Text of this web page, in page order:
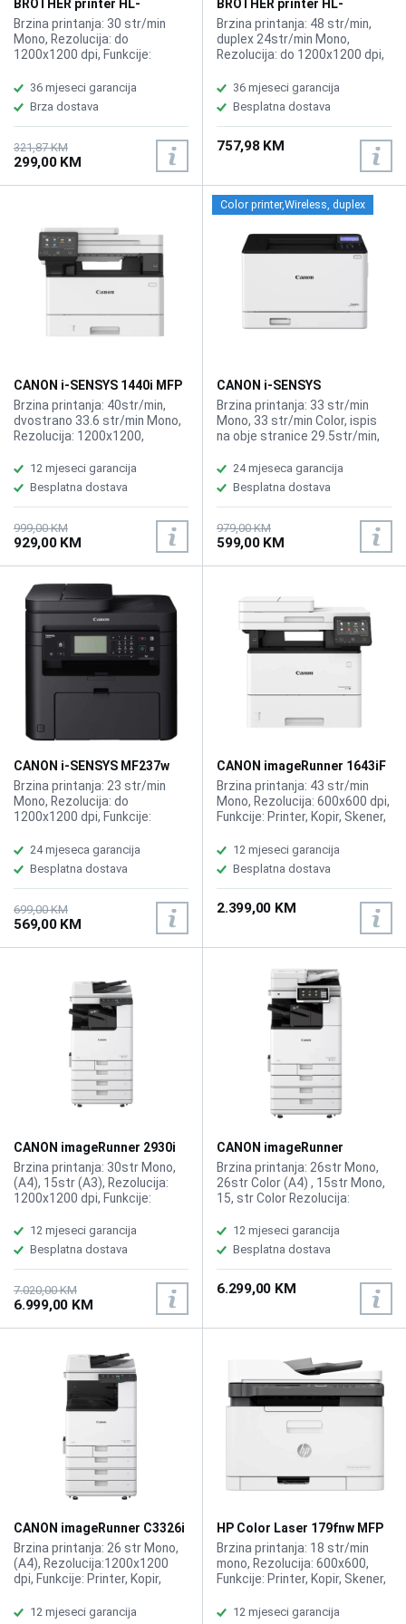
BROTHER printer HL-
L2442DW
Brzina printanja: 30 str/min
Mono, Rezolucija: do
1200x1200 dpi, Funkcije:
36 mjeseci garancija
Brza dostava
321,87 KM
299,00 KM
BROTHER printer HL-
L5210DW
Brzina printanja: 48 str/min,
duplex 24str/min Mono,
Rezolucija: do 1200x1200 dpi,
36 mjeseci garancija
Besplatna dostava
757,98 KM
CANON i-SENSYS 1440i MFP
printer
Brzina printanja: 40str/min,
dvostrano 33.6 str/min Mono,
Rezolucija: 1200x1200,
Kompatibilno sa CANON T13
tonerima, Ne dolazi incijalni
toner.
12 mjeseci garancija
Besplatna dostava
999,00 KM
929,00 KM
Color printer,Wireless, duplex
CANON i-SENSYS
LBP673Cdw Color Printer
Brzina printanja: 33 str/min
Mono, 33 str/min Color, ispis
na obje stranice 29.5str/min,
Funkcije: Printer, Kopir, Skener,
ADF-50 stranica, Kompatibilno
sa tonerom CRG069C, B, Y, M
24 mjeseca garancija
Besplatna dostava
979,00 KM
599,00 KM
CANON i-SENSYS MF237w
MFP printer
Brzina printanja: 23 str/min
Mono, Rezolucija: do
1200x1200 dpi, Funkcije:
Povezivane: USB, Wi-Fi, ADF-35
stranica
24 mjeseca garancija
Besplatna dostava
699,00 KM
569,00 KM
CANON imageRunner 1643iF
MFP printer
Brzina printanja: 43 str/min
Mono, Rezolucija: 600x600 dpi,
Funkcije: Printer, Kopir, Skener,
toner T06
12 mjeseci garancija
Besplatna dostava
2.399,00 KM
CANON imageRunner 2930i
Bundle MFP A3 Printer
Brzina printanja: 30str Mono,
(A4), 15str (A3), Rezolucija:
1200x1200 dpi, Funkcije:
stranica, Kompatibilno sa
CANON toner Toner C-EXV 67.
NAPOMENA:Garancija (mj) 12
mjeseci važi ukoliko je
instalaciju i montažu izvršio
ovlašteni CANON servis
12 mjeseci garancija
Besplatna dostava
7.020,00 KM
6.999,00 KM
CANON imageRunner
Advance DX C3926i Bundle
A3 MFP Color Printer
Brzina printanja: 26str Mono,
26str Color (A4) , 15str Mono,
15, str Color Rezolucija:
Funkcije: Printer, Kopir, Fax
ADF-200 stranica,
Kompatibilno sa CANON toner
C-EXV 64 BK/C/M/Y.
NAPOMENA: Postolje dolazi uz
12 mjeseci garancija
Besplatna dostava
6.299,00 KM
CANON imageRunner C3326i
MFP Bundle Color A3 Printer
Brzina printanja: 26 str Mono,
(A4), Rezolucija:1200x1200
dpi, Funkcije: Printer, Kopir,
Kompatibilno sa CANON toner
12 mjeseci garancija
HP Color Laser 179fnw MFP
printer 4ZB97A
Brzina printanja: 18 str/min
mono, Rezolucija: 600x600,
Funkcije: Printer, Kopir, Skener,
12 mjeseci garancija